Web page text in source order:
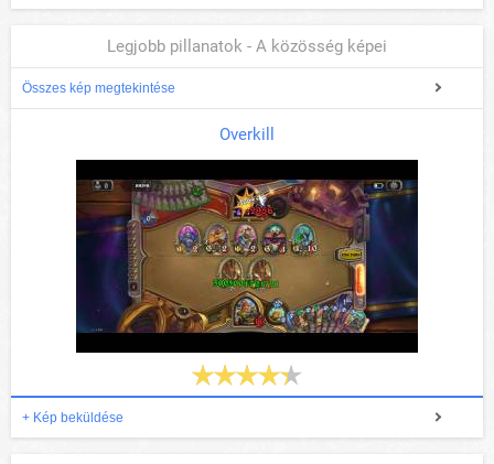
Legjobb pillanatok - A közösség képei
Összes kép megtekintése
Overkill
+ Kép beküldése